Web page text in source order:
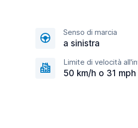
Senso di marcia
a sinistra
Limite di velocità
50 km/h o 31 mph